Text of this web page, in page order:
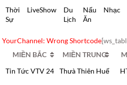
Thời
Sự
LiveShow
Du
Lịch
Nấu
Ăn
Nhạc
YourChannel: Wrong Shortcode
MIỀN BẮC
MIỀN TRUNG
Tin Tức VTV 24
Thưà Thiên Huế